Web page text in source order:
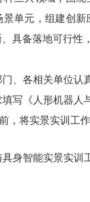
单元，组建创
具备落地可行性
、各相关单位认
写《人形机器人
，将实景实训工
身智能实景实训